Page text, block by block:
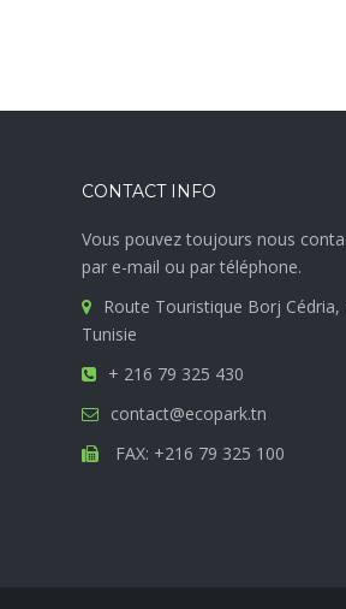
CONTACT INFO
Vous pouvez toujours nous
par e-mail ou par téléphone.
Route Touristique Borj Cédria,
Tunisie
+ 216 79 325 430
contact@ecopark.tn
FAX: +216 79 325 100